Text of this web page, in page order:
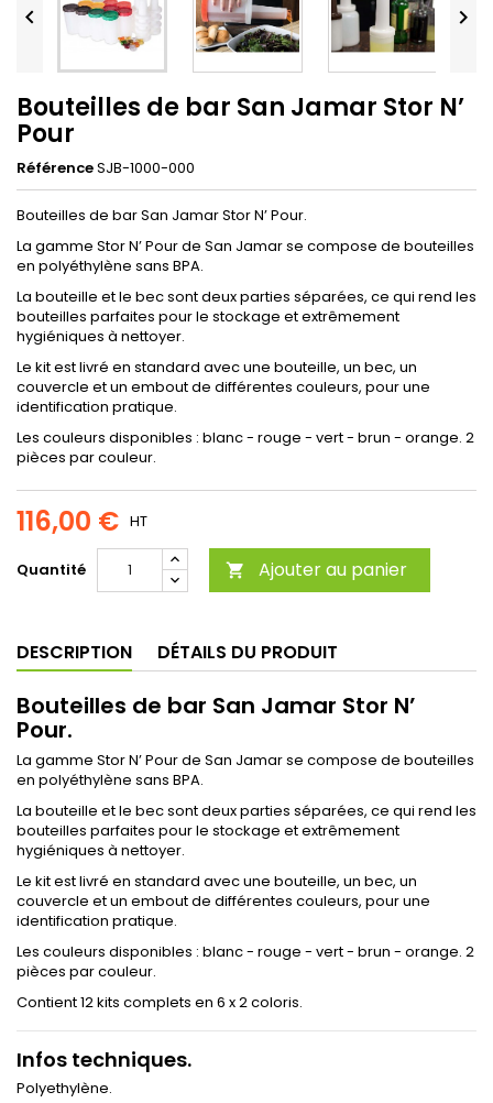
 
Bouteilles de bar San Jamar Stor N’
Pour
RéférenceSJB-1000-000
Bouteilles de bar San Jamar Stor N’ Pour.
La gamme Stor N’ Pour de San Jamar se compose de bouteilles
en polyéthylène sans BPA.
La bouteille et le bec sont deux parties séparées, ce qui rend les
bouteilles parfaites pour le stockage et extrêmement
hygiéniques à nettoyer.
Le kit est livré en standard avec une bouteille, un bec, un
couvercle et un embout de différentes couleurs, pour une
identification pratique.
Les couleurs disponibles : blanc - rouge - vert - brun - orange. 2
pièces par couleur.
116,00 € HT
Quantité  Ajouter au panier
DESCRIPTION DÉTAILS DU PRODUIT
Bouteilles de bar San Jamar Stor N’
Pour.
La gamme Stor N’ Pour de San Jamar se compose de bouteilles
en polyéthylène sans BPA.
La bouteille et le bec sont deux parties séparées, ce qui rend les
bouteilles parfaites pour le stockage et extrêmement
hygiéniques à nettoyer.
Le kit est livré en standard avec une bouteille, un bec, un
couvercle et un embout de différentes couleurs, pour une
identification pratique.
Les couleurs disponibles : blanc - rouge - vert - brun - orange. 2
pièces par couleur.
Contient 12 kits complets en 6 x 2 coloris.
Infos techniques.
Polyethylène.